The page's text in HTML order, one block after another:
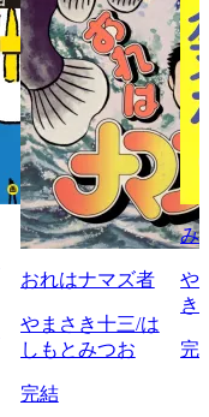
おれはナマズ者
やまさき十三/は
しもとみつお
完結
み
や
き
完